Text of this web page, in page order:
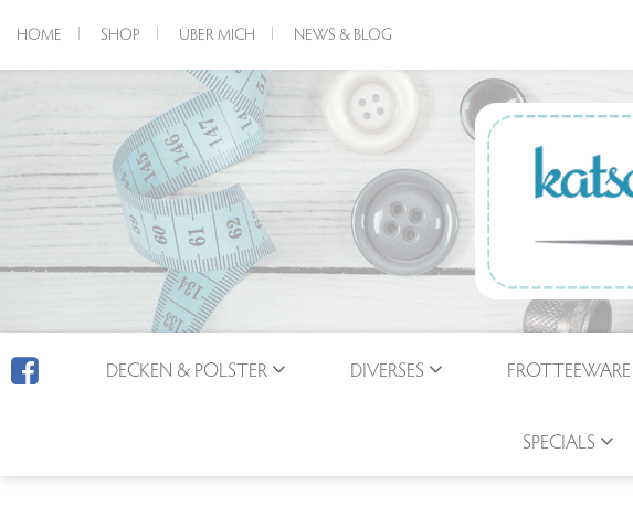
HOME SHOP ÜBER MICH NEWS & BLOG
DECKEN & POLSTER DIVERSES FROTTEEWARE
SPECIALS